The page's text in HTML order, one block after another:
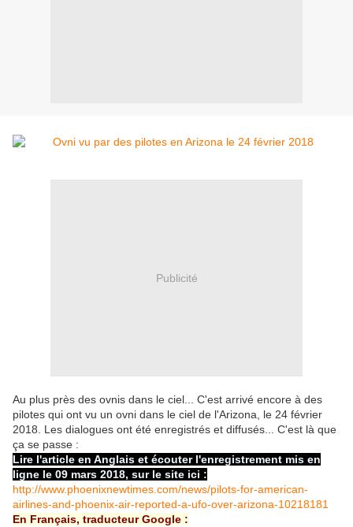
Publicité
Au plus près des ovnis dans le ciel... C'est arrivé encore à des
pilotes qui ont vu un ovni dans le ciel de l'Arizona, le 24 février
2018. Les dialogues ont été enregistrés et diffusés... C'est là que
ça se passe :
Lire l'article en Anglais et écouter l'enregistrement mis en
ligne le 09 mars 2018, sur le site ici :
http://www.phoenixnewtimes.com/news/pilots-for-american-
airlines-and-phoenix-air-reported-a-ufo-over-arizona-10218181
En Français, traducteur Google :